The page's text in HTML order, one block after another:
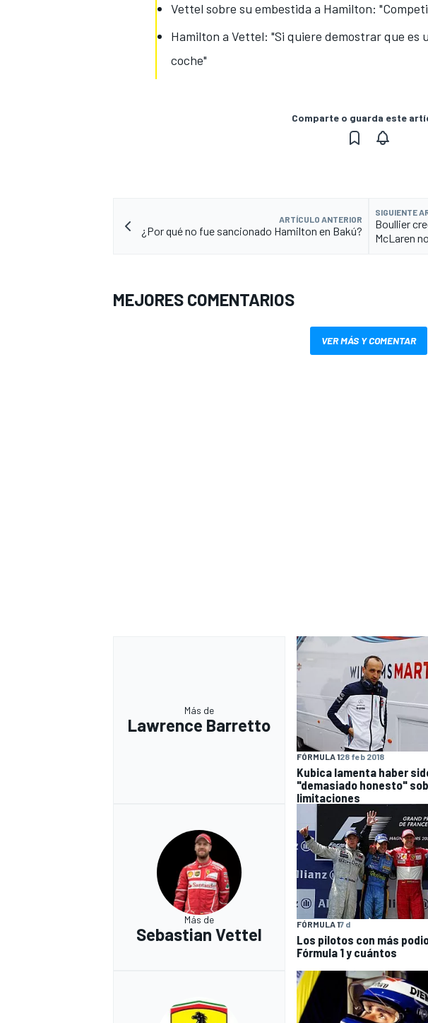
Vettel sobre su embestida a Hamilton:
Hamilton a Vettel: "Si quiere demostrar que es
coche"
Comparte o guarda este
ARTÍCULO ANTERIOR
¿Por qué no fue sancionado Hamilton en Bakú?
SIGUIENTE
Boullier
McLaren
MEJORES COMENTARIOS
VER MÁS Y COMENTAR
Más de
Lawrence Barretto
FÓRMULA 128 feb 2018
Kubica lamenta haber
"demasiado honesto"
limitaciones
Más de
Sebastian Vettel
FÓRMULA 17 d
Los pilotos con más
Fórmula 1 y cuántos